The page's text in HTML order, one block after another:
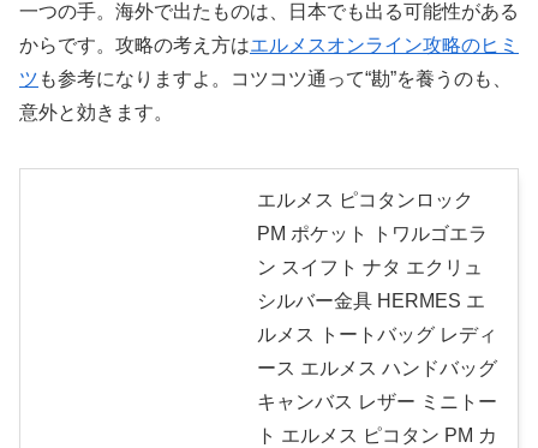
一つの手。海外で出たものは、日本でも出る可能性がある
からです。攻略の考え方はエルメスオンライン攻略のヒミ
ツ も参考になりますよ。コツコツ通って“勘”を養うのも、
意外と効きます。
エルメス ピコタンロック
PM ポケット トワルゴエラ
ン スイフト ナタ エクリュ
シルバー金具 HERMES エ
ルメス トートバッグ レディ
ース エルメス ハンドバッグ
キャンバス レザー ミニトー
ト エルメス ピコタン PM カ